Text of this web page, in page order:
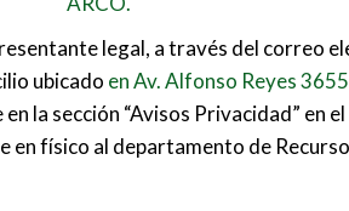
legal, a través del correo
ubicado en Av. Alfonso Reyes
la sección “Avisos Privacidad” en
en físico al departamento de